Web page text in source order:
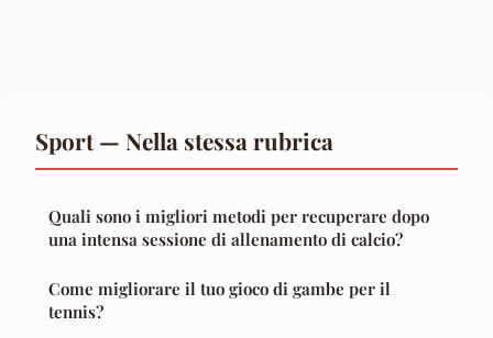
Sport — Nella stessa rubrica
Quali sono i migliori metodi per recuperare dopo
una intensa sessione di allenamento di calcio?
Come migliorare il tuo gioco di gambe per il
tennis?